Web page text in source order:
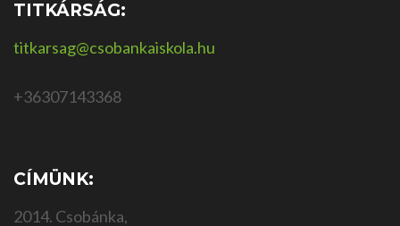
TITKÁRSÁG:
titkarsag@csobankaiskola.hu
+36307143368
CÍMÜNK:
2014. Csobánka,